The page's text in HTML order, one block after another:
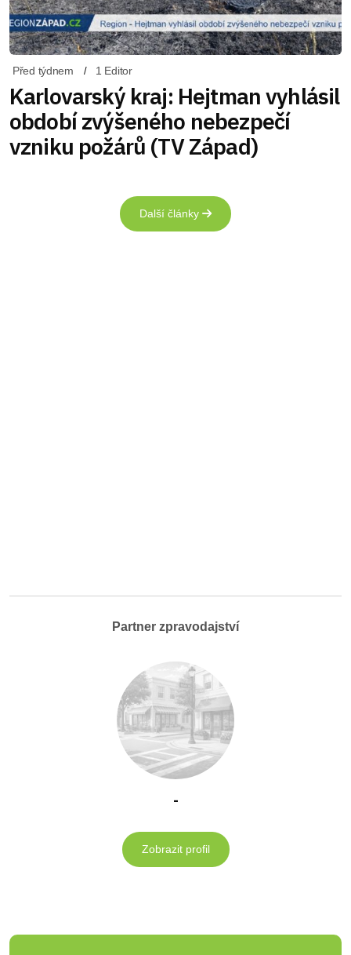
Před týdnem 1 Editor
Karlovarský kraj: Hejtman vyhlásil
období zvýšeného nebezpečí
vzniku požárů (TV Západ)
Další články
Partner zpravodajství
-
Zobrazit profil